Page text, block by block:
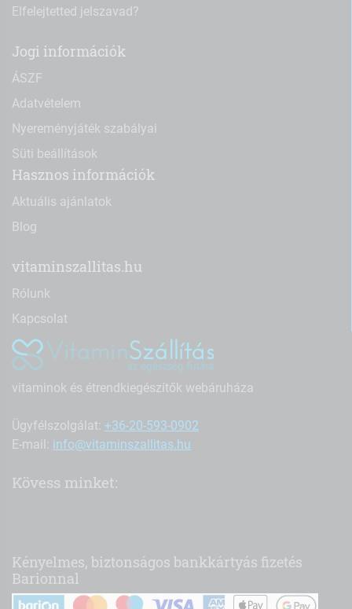
Elfelejtetted jelszavad?
Jogi információk
ÁSZF
Adatvételem
Nyereményjáték szabályai
Süti beállítások
Hasznos információk
Aktuális ajánlatok
Blog
vitaminszallitas.hu
Rólunk
Kapcsolat
vitaminok és étrendkiegészítők webáruháza
Ügyfélszolgálat: +36-20-593-0902
E-mail: info@vitaminszallitas.hu
Kövess minket:
Kényelmes, biztonságos bankkártyás fizetés
Barionnal